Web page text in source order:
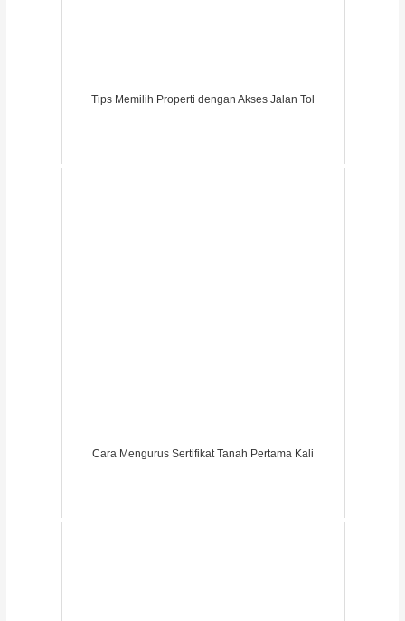
Tips Memilih Properti dengan Akses Jalan Tol
Cara Mengurus Sertifikat Tanah Pertama Kali